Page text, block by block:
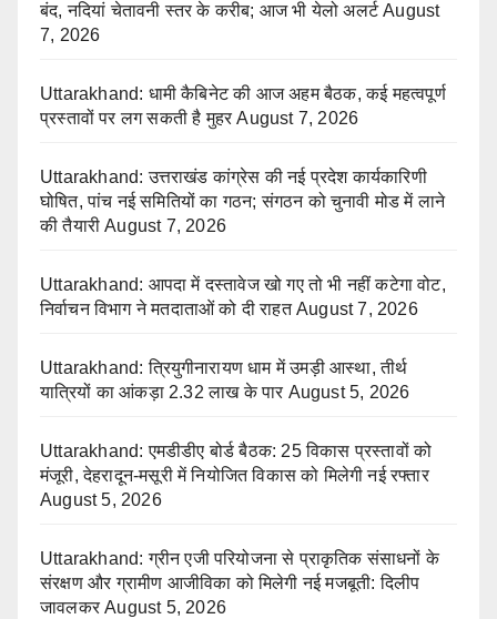
बंद, नदियां चेतावनी स्तर के करीब; आज भी येलो अलर्ट August
7, 2026
Uttarakhand: धामी कैबिनेट की आज अहम बैठक, कई महत्वपूर्ण
प्रस्तावों पर लग सकती है मुहर August 7, 2026
Uttarakhand: उत्तराखंड कांग्रेस की नई प्रदेश कार्यकारिणी
घोषित, पांच नई समितियों का गठन; संगठन को चुनावी मोड में लाने
की तैयारी August 7, 2026
Uttarakhand: आपदा में दस्तावेज खो गए तो भी नहीं कटेगा वोट,
निर्वाचन विभाग ने मतदाताओं को दी राहत August 7, 2026
Uttarakhand: त्रियुगीनारायण धाम में उमड़ी आस्था, तीर्थ
यात्रियों का आंकड़ा 2.32 लाख के पार August 5, 2026
Uttarakhand: एमडीडीए बोर्ड बैठक: 25 विकास प्रस्तावों को
मंजूरी, देहरादून-मसूरी में नियोजित विकास को मिलेगी नई रफ्तार
August 5, 2026
Uttarakhand: ग्रीन एजी परियोजना से प्राकृतिक संसाधनों के
संरक्षण और ग्रामीण आजीविका को मिलेगी नई मजबूती: दिलीप
जावलकर August 5, 2026